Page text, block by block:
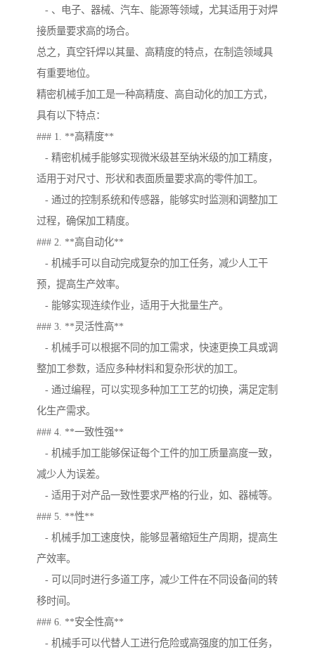
- 、电子、器械、汽车、能源等领域，尤其适用于对焊
接质量要求高的场合。
总之，真空钎焊以其量、高精度的特点，在制造领域具
有重要地位。
精密机械手加工是一种高精度、高自动化的加工方式，
具有以下特点：
### 1. **高精度**
- 精密机械手能够实现微米级甚至纳米级的加工精度，
适用于对尺寸、形状和表面质量要求高的零件加工。
- 通过的控制系统和传感器，能够实时监测和调整加工
过程，确保加工精度。
### 2. **高自动化**
- 机械手可以自动完成复杂的加工任务，减少人工干
预，提高生产效率。
- 能够实现连续作业，适用于大批量生产。
### 3. **灵活性高**
- 机械手可以根据不同的加工需求，快速更换工具或调
整加工参数，适应多种材料和复杂形状的加工。
- 通过编程，可以实现多种加工工艺的切换，满足定制
化生产需求。
### 4. **一致性强**
- 机械手加工能够保证每个工件的加工质量高度一致，
减少人为误差。
- 适用于对产品一致性要求严格的行业，如、器械等。
### 5. **性**
- 机械手加工速度快，能够显著缩短生产周期，提高生
产效率。
- 可以同时进行多道工序，减少工件在不同设备间的转
移时间。
### 6. **安全性高**
- 机械手可以代替人工进行危险或高强度的加工任务，